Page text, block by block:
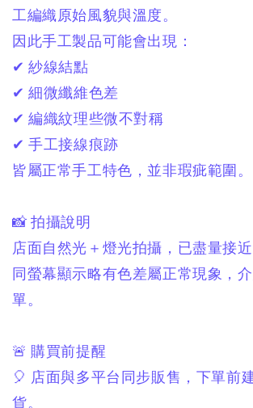
工編織原始風貌與溫度。
因此手工製品可能會出現：
✔ 紗線結點
✔ 細微纖維色差
✔ 編織紋理些微不對稱
✔ 手工接線痕跡
皆屬正常手工特色， 並非瑕疵範圍。
📸 拍攝說明
店面自然光＋燈光拍攝， 已盡量接
同螢幕顯示略有色差屬正常現象，
單。
🚨 購買前提醒
🎈 店面與多平台同步販售， 下單前
貨。